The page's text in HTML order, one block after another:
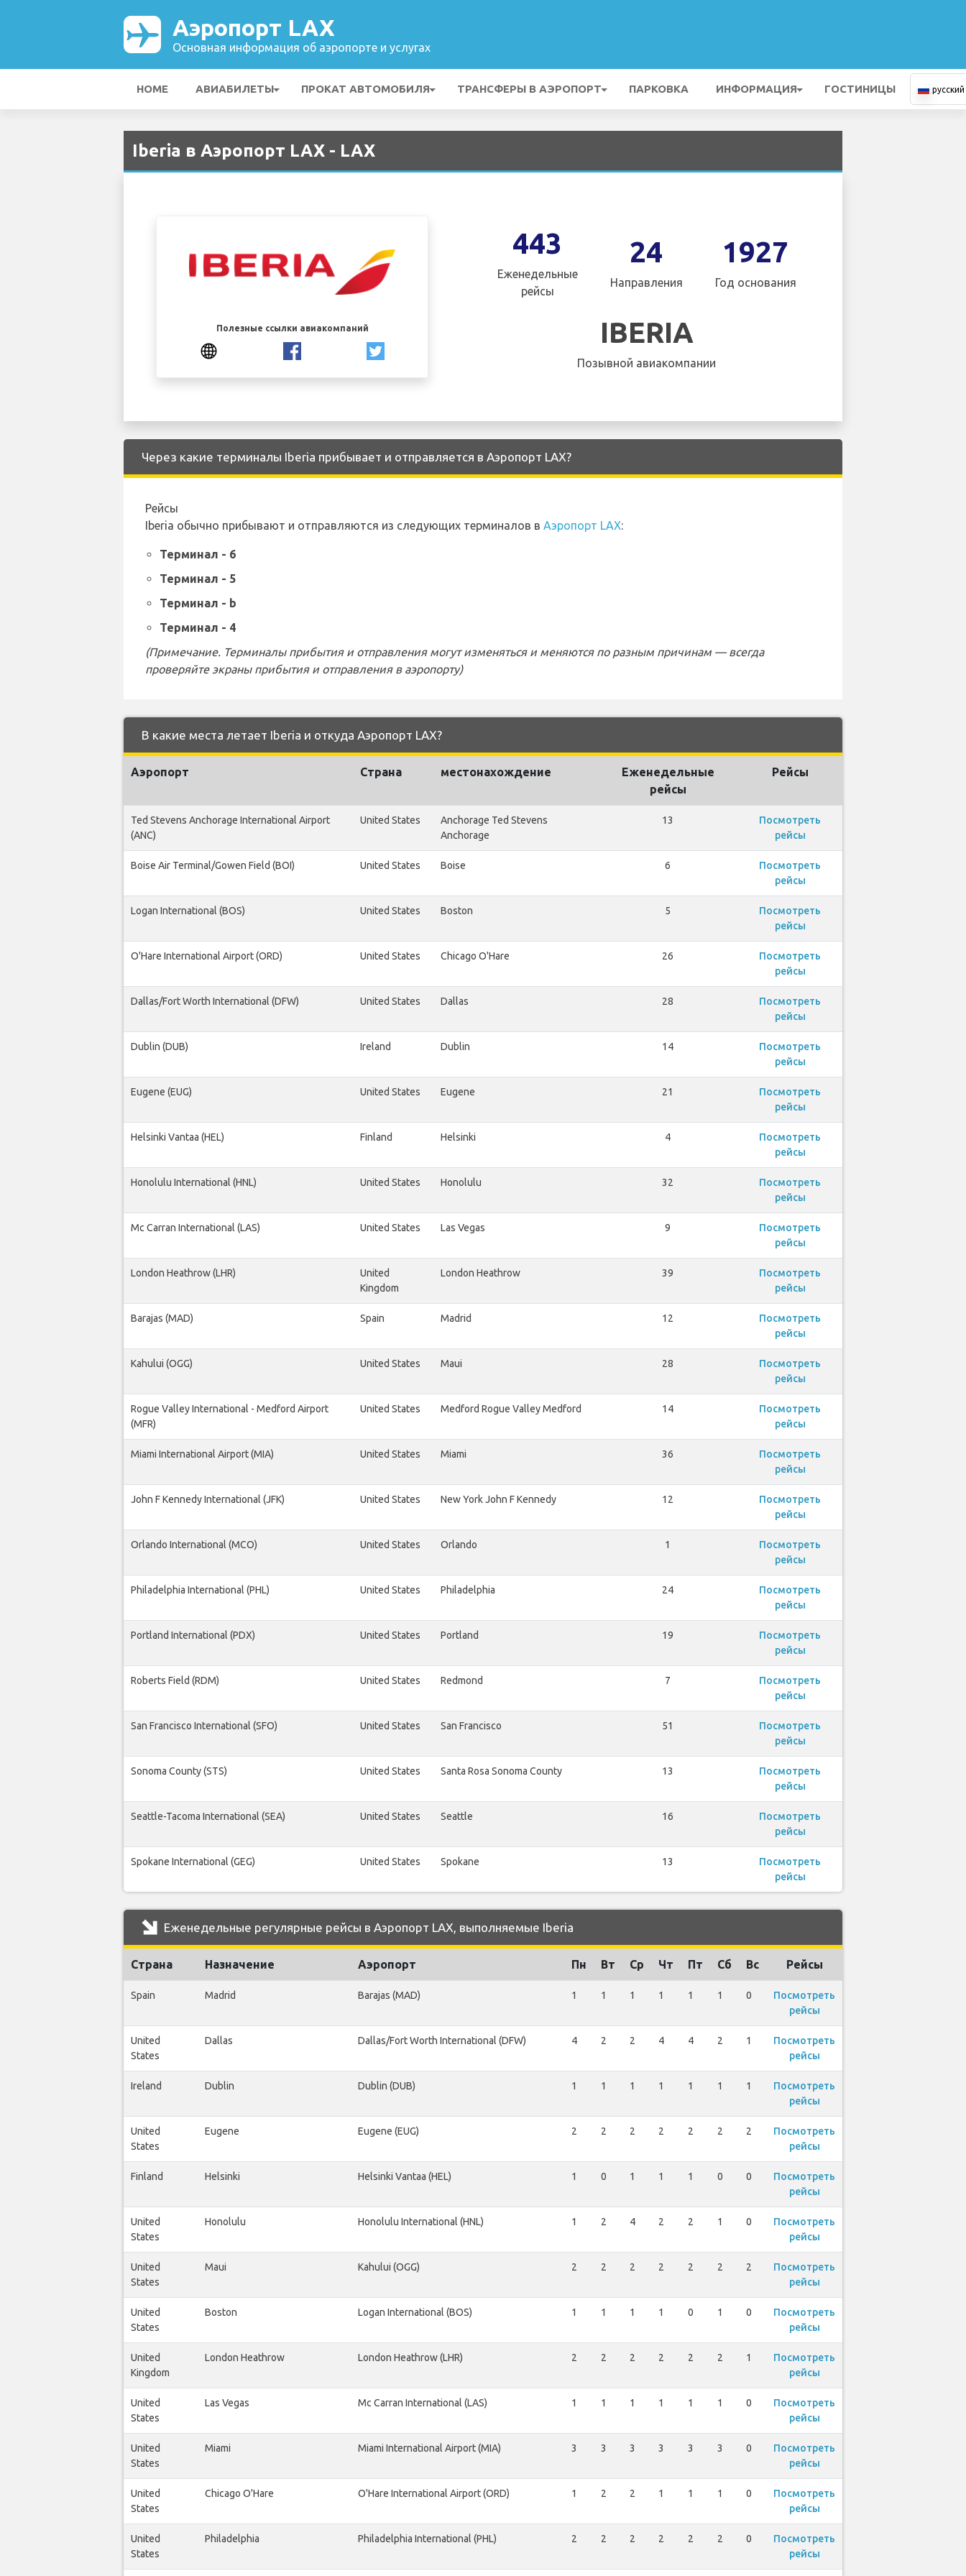
Аэропорт LAX
Основная информация об аэропорте и услугах
HOME АВИАБИЛЕТЫ ПРОКАТ АВТОМОБИЛЯ ТРАНСФЕРЫ В АЭРОПОРТ ПАРКОВКА ИНФОРМАЦИЯ ГОСТИНИЦЫ русский
Iberia в Аэропорт LAX - LAX
Полезные ссылки авиакомпаний
443
Еженедельные
рейсы
24
Направления
1927
Год основания
IBERIA
Позывной авиакомпании
Через какие терминалы Iberia прибывает и отправляется в Аэропорт LAX?
Рейсы
Iberia обычно прибывают и отправляются из следующих терминалов в Аэропорт LAX:
Терминал - 6
Терминал - 5
Терминал - b
Терминал - 4
(Примечание. Терминалы прибытия и отправления могут изменяться и меняются по разным причинам — всегда
проверяйте экраны прибытия и отправления в аэропорту)
В какие места летает Iberia и откуда Аэропорт LAX?
Аэропорт Страна местонахождение
Еженедельные
рейсы
Рейсы
Ted Stevens Anchorage International Airport
(ANC)
United States
Anchorage Ted Stevens
Anchorage
13
Посмотреть
рейсы
Boise Air Terminal/Gowen Field (BOI) United States Boise 6
Посмотреть
рейсы
Logan International (BOS) United States Boston 5
Посмотреть
рейсы
O'Hare International Airport (ORD) United States Chicago O'Hare 26
Посмотреть
рейсы
Dallas/Fort Worth International (DFW) United States Dallas 28
Посмотреть
рейсы
Dublin (DUB) Ireland Dublin 14
Посмотреть
рейсы
Eugene (EUG) United States Eugene 21
Посмотреть
рейсы
Helsinki Vantaa (HEL) Finland Helsinki 4
Посмотреть
рейсы
Honolulu International (HNL) United States Honolulu 32
Посмотреть
рейсы
Mc Carran International (LAS) United States Las Vegas 9
Посмотреть
рейсы
London Heathrow (LHR)
United
Kingdom
London Heathrow 39
Посмотреть
рейсы
Barajas (MAD) Spain Madrid 12
Посмотреть
рейсы
Kahului (OGG) United States Maui 28
Посмотреть
рейсы
Rogue Valley International - Medford Airport
(MFR)
United States Medford Rogue Valley Medford 14
Посмотреть
рейсы
Miami International Airport (MIA) United States Miami 36
Посмотреть
рейсы
John F Kennedy International (JFK) United States New York John F Kennedy 12
Посмотреть
рейсы
Orlando International (MCO) United States Orlando 1
Посмотреть
рейсы
Philadelphia International (PHL) United States Philadelphia 24
Посмотреть
рейсы
Portland International (PDX) United States Portland 19
Посмотреть
рейсы
Roberts Field (RDM) United States Redmond 7
Посмотреть
рейсы
San Francisco International (SFO) United States San Francisco 51
Посмотреть
рейсы
Sonoma County (STS) United States Santa Rosa Sonoma County 13
Посмотреть
рейсы
Seattle-Tacoma International (SEA) United States Seattle 16
Посмотреть
рейсы
Spokane International (GEG) United States Spokane 13
Посмотреть
рейсы
Еженедельные регулярные рейсы в Аэропорт LAX, выполняемые Iberia
Страна Назначение Аэропорт Пн Вт Ср Чт Пт Сб Вс Рейсы
Spain Madrid Barajas (MAD) 1 1 1 1 1 1 0
Посмотреть
рейсы
United
States
Dallas Dallas/Fort Worth International (DFW) 4 2 2 4 4 2 1
Посмотреть
рейсы
Ireland Dublin Dublin (DUB) 1 1 1 1 1 1 1
Посмотреть
рейсы
United
States
Eugene Eugene (EUG) 2 2 2 2 2 2 2
Посмотреть
рейсы
Finland Helsinki Helsinki Vantaa (HEL) 1 0 1 1 1 0 0
Посмотреть
рейсы
United
States
Honolulu Honolulu International (HNL) 1 2 4 2 2 1 0
Посмотреть
рейсы
United
States
Maui Kahului (OGG) 2 2 2 2 2 2 2
Посмотреть
рейсы
United
States
Boston Logan International (BOS) 1 1 1 1 0 1 0
Посмотреть
рейсы
United
Kingdom
London Heathrow London Heathrow (LHR) 2 2 2 2 2 2 1
Посмотреть
рейсы
United
States
Las Vegas Mc Carran International (LAS) 1 1 1 1 1 1 0
Посмотреть
рейсы
United
States
Miami Miami International Airport (MIA) 3 3 3 3 3 3 0
Посмотреть
рейсы
United
States
Chicago O'Hare O'Hare International Airport (ORD) 1 2 2 1 1 1 0
Посмотреть
рейсы
United
States
Philadelphia Philadelphia International (PHL) 2 2 2 2 2 2 0
Посмотреть
рейсы